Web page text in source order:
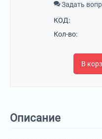
Задать
КОД:
Кол-во:
В
Описание